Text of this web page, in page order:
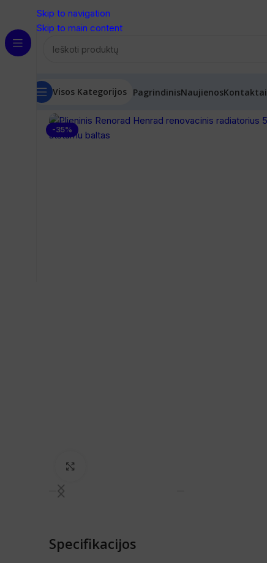
Skip to navigation
Skip to main content
Visos Kategorijos PagrindinisNaujienosKontaktai
Pradžia
-35%
Specifikacijos